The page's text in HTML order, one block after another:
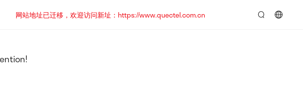
网站地址已迁移，欢迎访问新址：https://www.quectel.com.cn